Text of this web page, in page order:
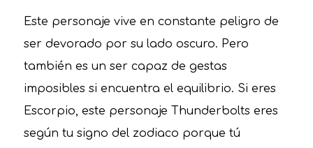
Este personaje vive en constante peligro de
ser devorado por su lado oscuro. Pero
también es un ser capaz de gestas
imposibles si encuentra el equilibrio. Si eres
Escorpio, este personaje Thunderbolts eres
según tu signo del zodiaco porque tú